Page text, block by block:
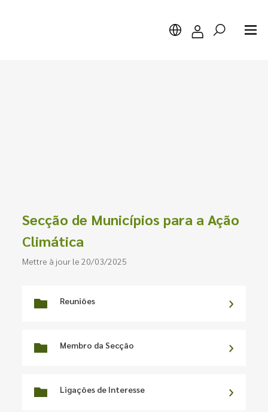
Secção de Municípios para a Ação
Climática
Mettre à jour le 20/03/2025
Reuniões
Membro da Secção
Ligações de Interesse